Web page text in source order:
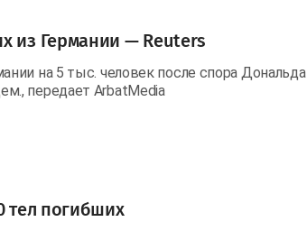
из Германии — Reuters
на 5 тыс. человек после спора Дональда
передает ArbatMedia
тел погибших